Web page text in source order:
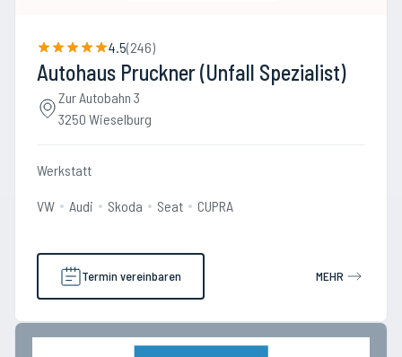
4.5(246)
Autohaus Pruckner (Unfall Spezialist)
Zur Autobahn 3
3250 Wieselburg
Werkstatt
VW Audi Skoda Seat CUPRA
Termin vereinbaren MEHR